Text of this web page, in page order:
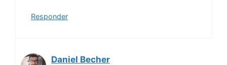
Responder
Daniel Becher